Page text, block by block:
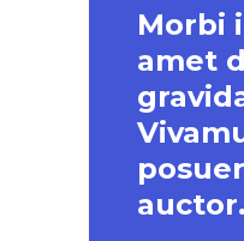
Morbi
amet
auctor.